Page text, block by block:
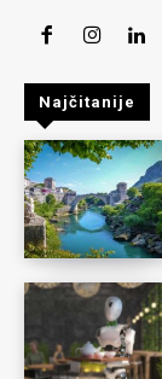
Najčitanije